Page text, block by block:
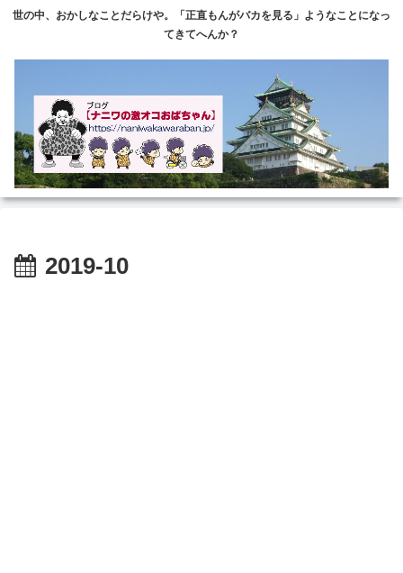
世の中、おかしなことだらけや。「正直もんがバカを見る」ようなことになっ
てきてへんか？
2019-10